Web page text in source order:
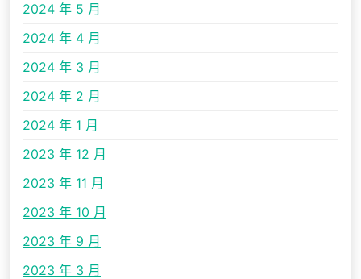
2024 年 5 月
2024 年 4 月
2024 年 3 月
2024 年 2 月
2024 年 1 月
2023 年 12 月
2023 年 11 月
2023 年 10 月
2023 年 9 月
2023 年 3 月